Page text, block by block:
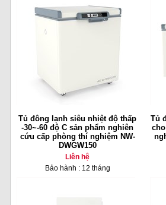
Tủ đông lạnh siêu nhiệt độ thấp
-30~-60 độ C sản phẩm nghiên
cứu cấp phòng thí nghiệm NW-
DWGW150
Liên hệ
Bảo hành : 12 tháng
Tủ